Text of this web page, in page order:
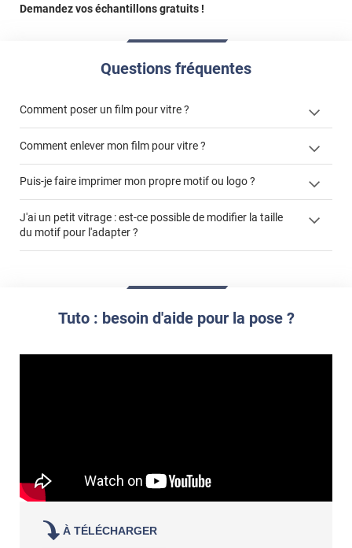
Demandez vos échantillons gratuits !
Questions fréquentes
Comment poser un film pour vitre ?
cet article
demander un devis de pose
Comment enlever mon film pour vitre ?
enlever et stocker
votre film électrostatique pour vitre
Puis-je faire imprimer mon propre motif ou logo ?
personnaliser
J'ai un petit vitrage : est-ce possible de modifier la taille
du motif pour l'adapter ?
Tuto : besoin d'aide pour la pose ?
À TÉLÉCHARGER